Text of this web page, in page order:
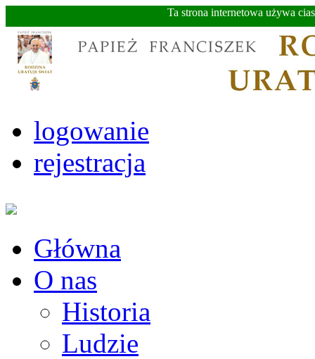
Ta strona internetowa używa
logowanie
rejestracja
Główna
O nas
Historia
Ludzie